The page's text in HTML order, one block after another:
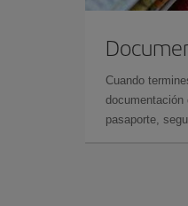
Cuando
documentación
pasaporte,